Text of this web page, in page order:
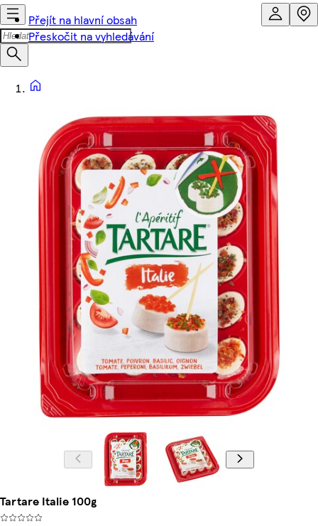
Přejít na hlavní obsah
Přeskočit na vyhledávání
Tartare Italie 100g